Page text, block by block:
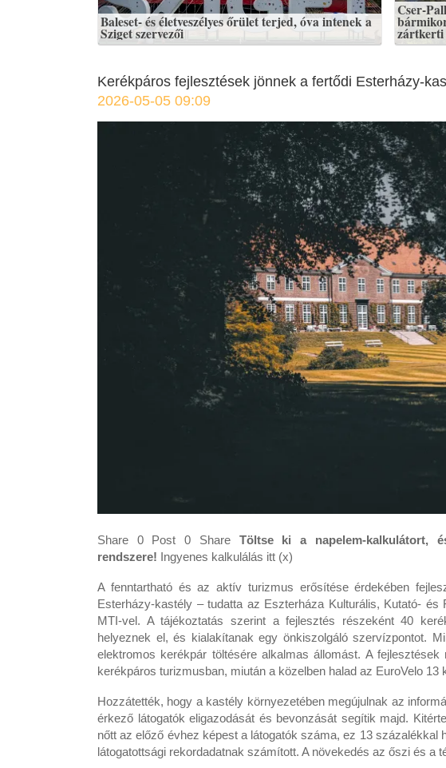
Baleset- és életveszélyes őrület terjed, óva intenek a
Sziget szervezői
Cser-
Kerékpáros fejlesztések jönnek a fertődi Esterházy-
2026-05-05 09:09
Share 0 Post 0 Share Töltse ki a napelem-kalkulátort,
rendszere! Ingyenes kalkulálás itt (x)
A fenntartható és az aktív turizmus erősítése érdekében
Esterházy-kastély – tudatta az Eszterháza Kulturális, Kutató-
MTI-vel. A tájékoztatás szerint a fejlesztés részeként 40
helyeznek el, és kialakítanak egy önkiszolgáló szervízpontot.
elektromos kerékpár töltésére alkalmas állomást. A
kerékpáros turizmusban, miután a közelben halad az EuroVelo 13
Hozzátették, hogy a kastély környezetében megújulnak az
érkező látogatók eligazodását és bevonzását segítik majd.
nőtt az előző évhez képest a látogatók száma, ez 13 százalékkal
látogatottsági rekordadatnak számított. A növekedés az őszi és a